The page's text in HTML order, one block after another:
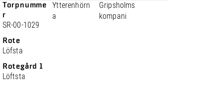
Torpnumme
r
SR-00-1029
Rote
Löfsta
Rotegård 1
Löftsta
Ytterenhörn
a
Gripsholms
kompani